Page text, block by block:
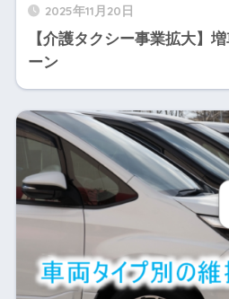
2025年11月20日
【介護タクシー事業拡大】
ーン